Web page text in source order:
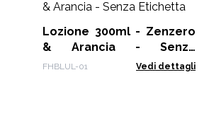
Lozione 300ml - Zenzero
& Arancia - Senza
Etichetta
FHBLUL-01 Vedi dettagli